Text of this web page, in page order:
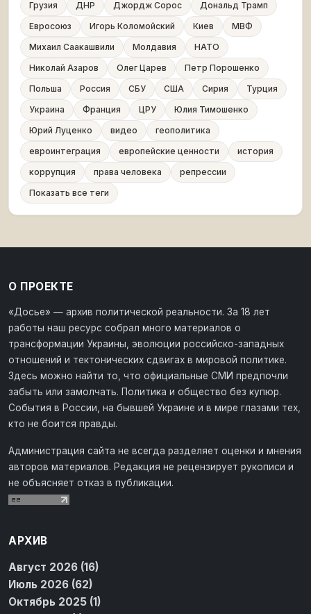
Грузия
ДНР Джордж Сорос
Дональд Трамп
Евросоюз
Игорь Коломойский Киев
МВФ
Михаил Саакашвили
Молдавия
НАТО
Николай Азаров
Олег Царев
Петр Порошенко
Польша
Россия СБУ США Сирия
Турция
Украина
Франция ЦРУ
Юлия Тимошенко
Юрий Луценко
видео
геополитика
евроинтеграция
европейские ценности
история
коррупция
права человека
репрессии
Показать все теги
О ПРОЕКТЕ
«Досье» — архив политической реальности. За 18 лет
работы наш ресурс собрал много материалов о
трансформации Украины, эволюции российско-западных
отношений и тектонических сдвигах в мировой политике.
Здесь можно найти то, что официальные СМИ предпочли
забыть или замолчать. Политика и общество без купюр.
События в России, на бывшей Украине и в мире глазами тех,
кто не боится правды.
Администрация сайта не всегда разделяет оценки и мнения
авторов материалов. Редакция не рецензирует рукописи и
не объясняет отказ в публикации.
АРХИВ
Август 2026 (16)
Июль 2026 (62)
Октябрь 2025 (1)